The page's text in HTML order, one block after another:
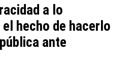
a lo
hecho de hacerlo
ante